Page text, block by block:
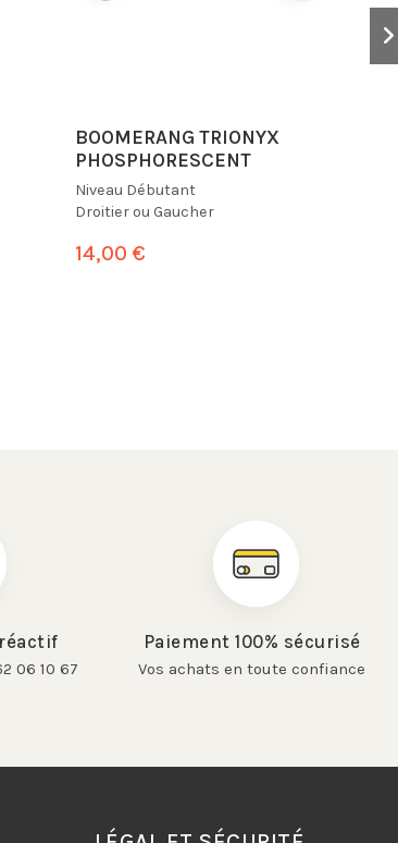
BOOMERANG TRIONYX
PHOSPHORESCENT
Niveau Débutant
Droitier ou Gaucher
14,00 €
06 10 67
Paiement 100% sécurisé
Vos achats en toute confiance